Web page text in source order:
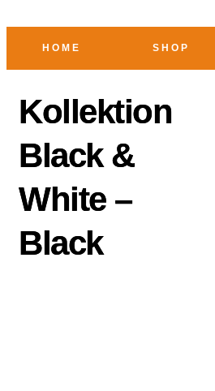
HOME SHOP
Kollektion
Black &
White –
Black